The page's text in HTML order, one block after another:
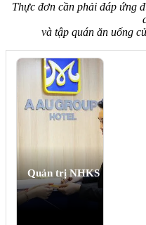
Thực đơn cần phải đáp ứng
và tập quán ăn uống
Quản trị NHKS